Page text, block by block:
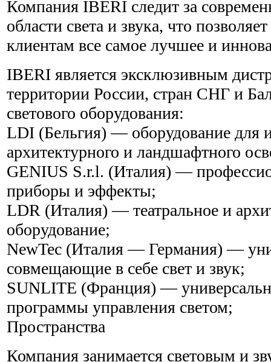
Компания IBERI следит за
области света и звука, что
клиентам все самое лучшее и
IBERI является эксклюзивным
территории России, стран СНГ и
светового оборудования:
LDI (Бельгия) — оборудование для
архитектурного и ландшафтного
GENIUS S.r.l. (Италия) —
приборы и эффекты;
LDR (Италия) — театральное и
оборудование;
NewTec (Италия — Германия) —
совмещающие в себе свет и звук;
SUNLITE (Франция) —
программы управления светом;
Пространства
Компания занимается световым и